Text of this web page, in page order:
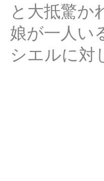
と大抵驚か
娘が一人い
シエルに対